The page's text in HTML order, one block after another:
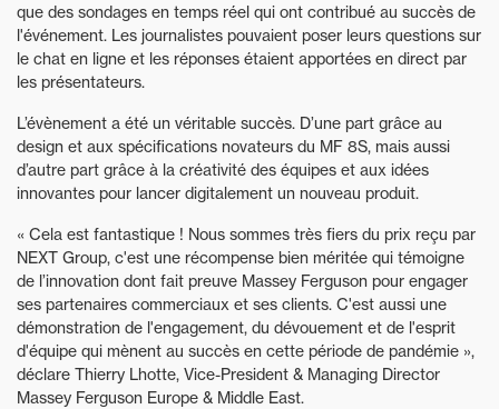
que des sondages en temps réel qui ont contribué au succès de
l'événement. Les journalistes pouvaient poser leurs questions sur
le chat en ligne et les réponses étaient apportées en direct par
les présentateurs.
L’évènement a été un véritable succès. D’une part grâce au
design et aux spécifications novateurs du MF 8S, mais aussi
d’autre part grâce à la créativité des équipes et aux idées
innovantes pour lancer digitalement un nouveau produit.
« Cela est fantastique ! Nous sommes très fiers du prix reçu par
NEXT Group, c'est une récompense bien méritée qui témoigne
de l’innovation dont fait preuve Massey Ferguson pour engager
ses partenaires commerciaux et ses clients. C'est aussi une
démonstration de l'engagement, du dévouement et de l'esprit
d'équipe qui mènent au succès en cette période de pandémie »,
déclare Thierry Lhotte, Vice-President & Managing Director
Massey Ferguson Europe & Middle East.